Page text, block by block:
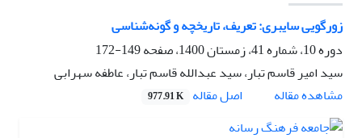
زورگویی سایبری: تعریف، تاریخچه و گونه‌شناسی
دوره 10، شماره 41، زمستان 1400، صفحه
149-172
سید امیر قاسم تبار، سید عبدالله قاسم تبار، عاطفه سهرابی
مشاهده مقاله
اصل مقاله 977.91 K